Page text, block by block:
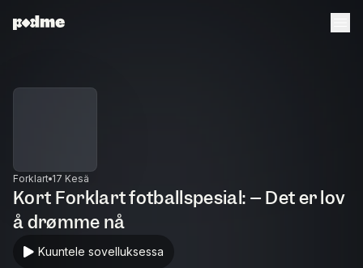
Forklart 17 Kesä
Kort Forklart fotballspesial: – Det er lov
å drømme nå
Kuuntele sovelluksessa